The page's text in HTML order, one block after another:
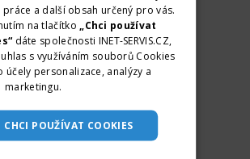
práce a další obsah určený pro vás.
na tlačítko
„Chci používat
dáte společnosti INET-SERVIS.CZ,
s využíváním souborů Cookies
účely personalizace, analýzy a
marketingu.
CHCI POUŽÍVAT COOKIES